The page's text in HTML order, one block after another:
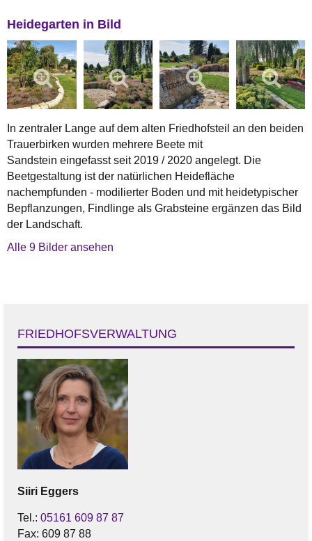
Heidegarten in Bild
In zentraler Lange auf dem alten Friedhofsteil an den beiden
Trauerbirken wurden mehrere Beete mit
Sandstein eingefasst seit 2019 / 2020 angelegt. Die
Beetgestaltung ist der natürlichen Heidefläche
nachempfunden - modilierter Boden und mit heidetypischer
Bepflanzungen, Findlinge als Grabsteine ergänzen das Bild
der Landschaft.
Alle 9 Bilder ansehen
FRIEDHOFSVERWALTUNG
Siiri Eggers
Tel.: 05161 609 87 87
Fax: 609 87 88